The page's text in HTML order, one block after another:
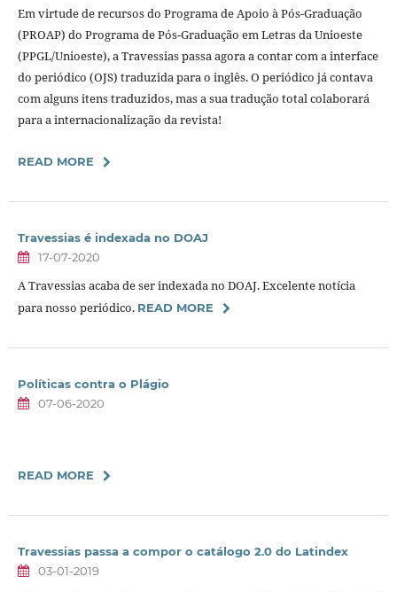
Em virtude de recursos do Programa de Apoio à Pós-Graduação
(PROAP) do Programa de Pós-Graduação em Letras da Unioeste
(PPGL/Unioeste), a Travessias passa agora a contar com a interface
do periódico (OJS) traduzida para o inglês. O periódico já contava
com alguns itens traduzidos, mas a sua tradução total colaborará
para a internacionalização da revista!
READ MORE
Travessias é indexada no DOAJ
17-07-2020
A Travessias acaba de ser indexada no DOAJ. Excelente notícia
para nosso periódico. READ MORE
Políticas contra o Plágio
07-06-2020
READ MORE
Travessias passa a compor o catálogo 2.0 do Latindex
03-01-2019